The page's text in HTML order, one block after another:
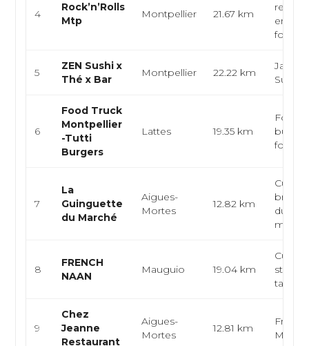
4
Rock’n’Rolls
Mtp
Montpellier 21.67 km
food
5
ZEN Sushi x
Thé x Bar
Montpellier 22.22 km
6
Food Truck
Montpellier
-Tutti
Burgers
Lattes 19.35 km
Food
food
7
La
Guinguette
du Marché
Aigues-
Mortes
12.82 km
du
8
FRENCH
NAAN
Mauguio 19.04 km
street
9
Chez
Jeanne
Restaurant
Aigues-
Mortes
12.81 km